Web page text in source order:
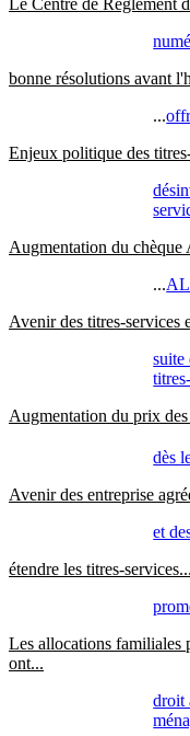
Le Centre de Règlement
bonne résolutions avant
...
Enjeux politique des
Augmentation du
...
Avenir des titres-services
suite
Augmentation du prix
dès
Avenir des entreprise
et
étendre les titres-
Les allocations familiales
ont...
droit